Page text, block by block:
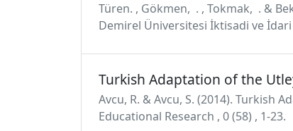
Türen. , Gökmen, . , Tokmak, . &
Demirel Üniversitesi İktisadi ve
Turkish Adaptation of the
Avcu, R. & Avcu, S. (2014). Turkish
Educational Research , 0 (58) , 1-23.